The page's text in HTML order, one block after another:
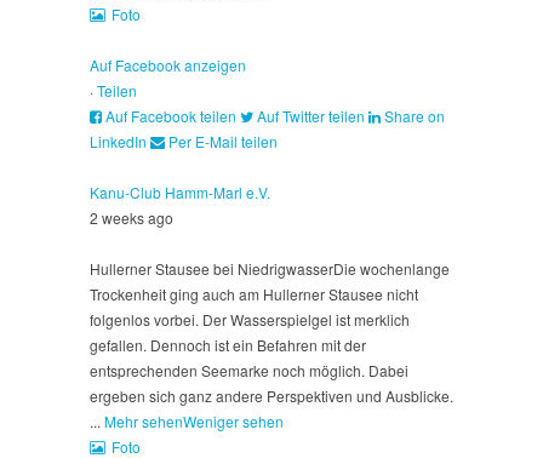
Foto
Auf Facebook anzeigen
·Teilen
Auf Facebook teilen
Auf Twitter teilen
Share on
LinkedIn
Per E-Mail teilen
Kanu-Club Hamm-Marl e.V.
2 weeks ago
Hullerner Stausee bei NiedrigwasserDie wochenlange
Trockenheit ging auch am Hullerner Stausee nicht
folgenlos vorbei. Der Wasserspielgel ist merklich
gefallen. Dennoch ist ein Befahren mit der
entsprechenden Seemarke noch möglich. Dabei
ergeben sich ganz andere Perspektiven und Ausblicke.
... Mehr sehenWeniger sehen
Foto